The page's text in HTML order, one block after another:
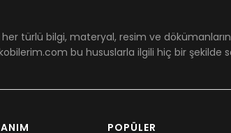
türlü bilgi, materyal, resim ve
bu hususlarla ilgili hiç bir şekilde
POPÜLER